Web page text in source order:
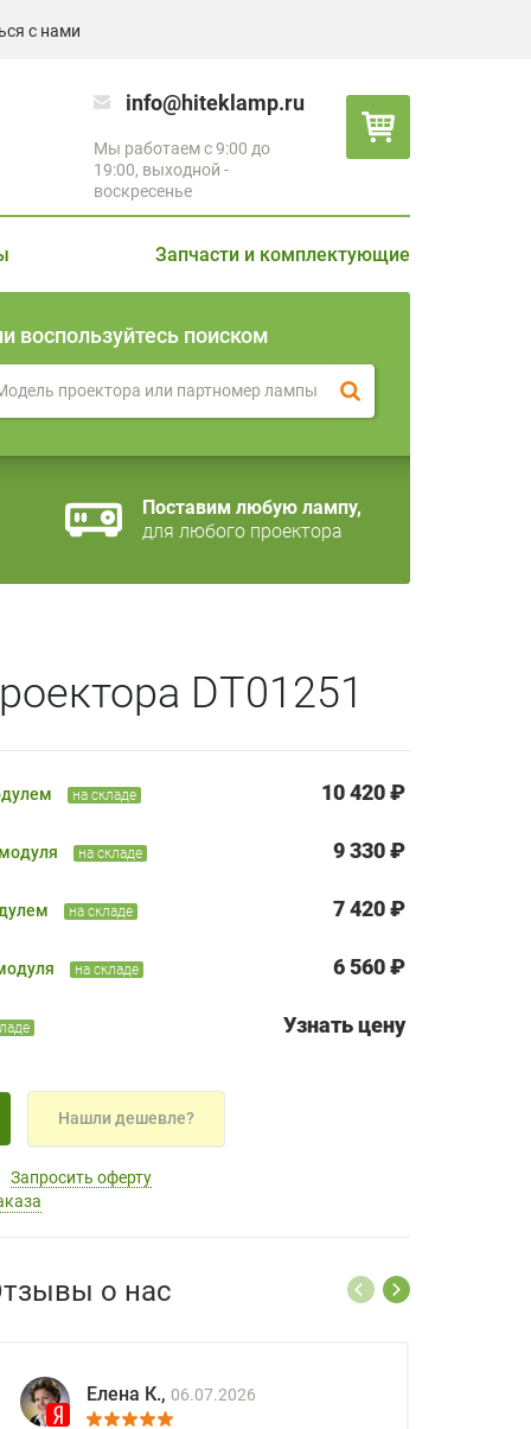
с нами
info@hiteklamp.ru
Мы работаем с 9:00 до
19:00, выходной -
воскресенье
Запчасти и комплектующие
воспользуйтесь поиском
Поставим любую лампу,
для любого проектора
DT01251
на складе 10 420 ₽
на складе 9 330 ₽
на складе 7 420 ₽
на складе 6 560 ₽
Узнать цену
Нашли дешевле?
Запросить оферту
о нас
Елена К., 06.07.2026